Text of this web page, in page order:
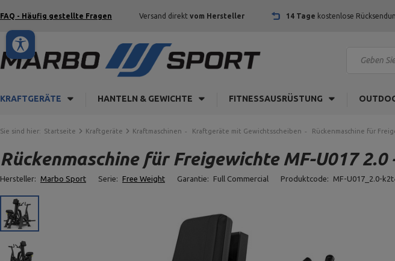
FAQ - Häufig gestellte Fragen Versand direkt vom Hersteller 14 Tage kostenlose
KRAFTGERÄTE HANTELN & GEWICHTE FITNESSAUSRÜSTUNG
Sie sind hier: Startseite Kraftgeräte Kraftmaschinen Kraftgeräte mit Gewichtsscheiben Rückenmaschine für
Rückenmaschine für Freigewichte MF-U017
Hersteller: Marbo Sport Serie: Free Weight Garantie: Full Commercial Produktcode: MF-U017_2.0-